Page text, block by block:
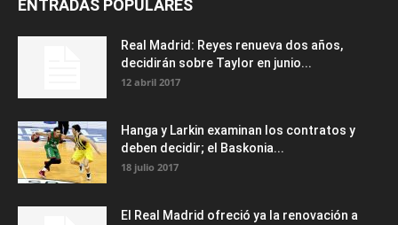
ENTRADAS POPULARES
Real Madrid: Reyes renueva dos años,
decidirán sobre Taylor en junio...
12 abril 2017
Hanga y Larkin examinan los contratos y
deben decidir; el Baskonia...
18 julio 2017
El Real Madrid ofreció ya la renovación a